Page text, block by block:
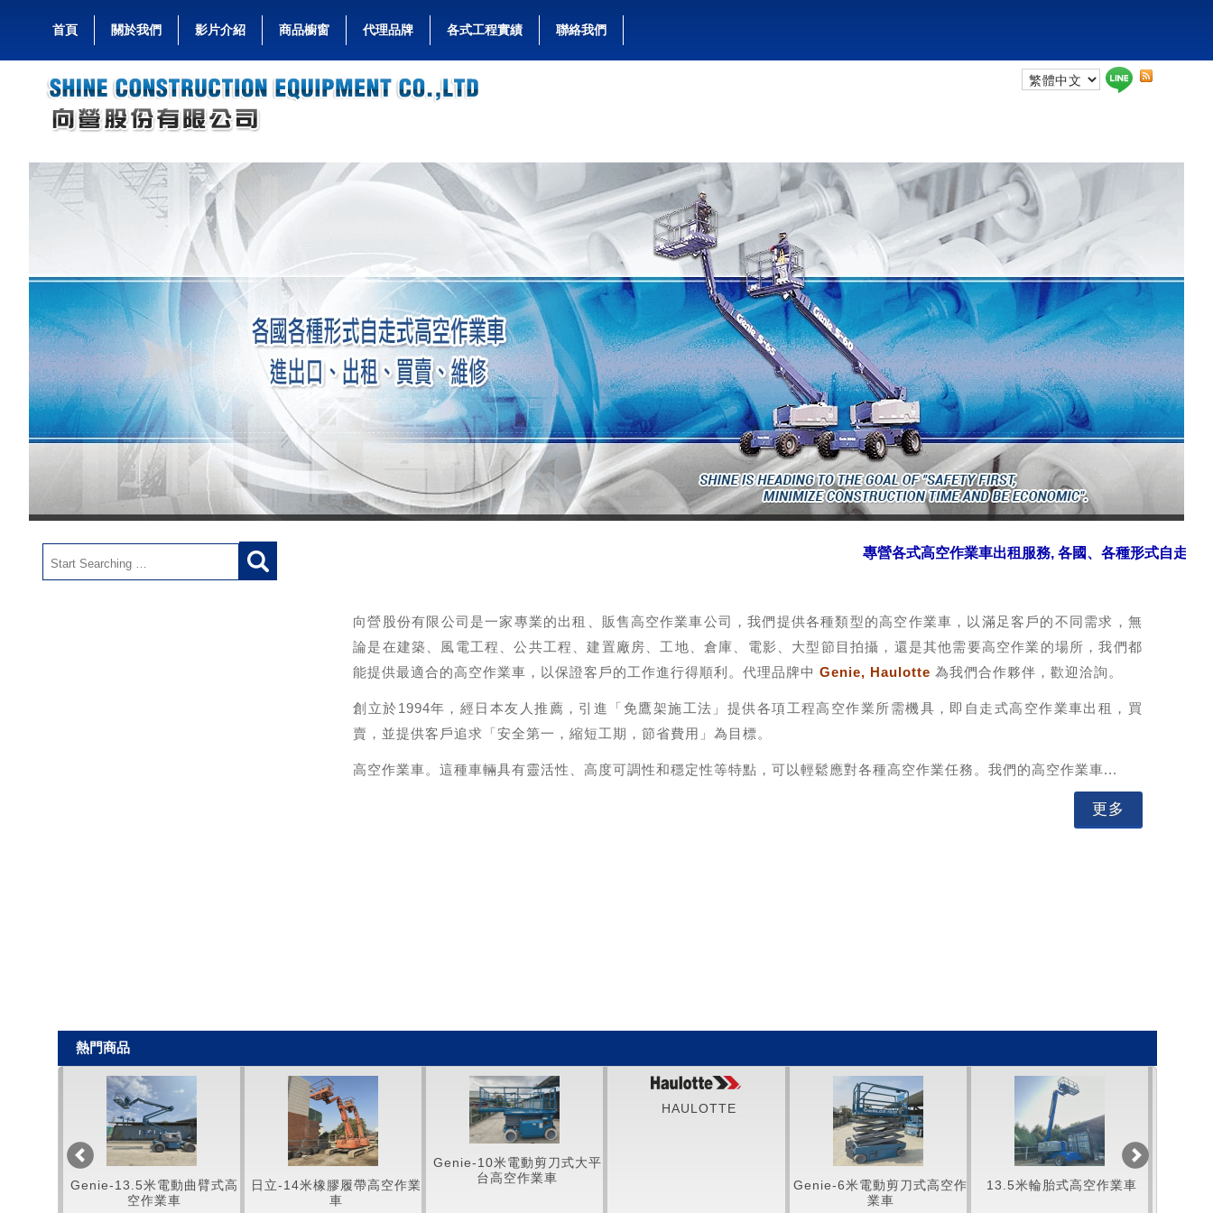
首頁 關於我們 影片介紹 商品櫥窗 代理品牌 各式工程實績 聯絡我們
專營各式高空作業車出租服務, 各國、各種形式自走式高空
向營股份有限公司是一家專業的出租、販售高空作業車公司，我們提供各種類型的高空作業車，以滿足客戶的不同需求，無
論是在建築、風電工程、公共工程、建置廠房、工地、倉庫、電影、大型節目拍攝，還是其他需要高空作業的場所，我們都
能提供最適合的高空作業車，以保證客戶的工作進行得順利。代理品牌中Genie, Haulotte 為我們合作夥伴，歡迎洽詢。
創立於1994年，經日本友人推薦，引進「免鷹架施工法」提供各項工程高空作業所需機具，即自走式高空作業車出租，買
賣，並提供客戶追求「安全第一，縮短工期，節省費用」為目標。
高空作業車。這種車輛具有靈活性、高度可調性和穩定性等特點，可以輕鬆應對各種高空作業任務。我們的高空作業車...
更多
熱門商品
Genie-13.5米電動曲臂式高
空作業車
日立-14米橡膠履帶高空作業
車
Genie-10米電動剪刀式大平
台高空作業車
HAULOTTE
Genie-6米電動剪刀式高空作
業車
13.5米輪胎式高空作業車